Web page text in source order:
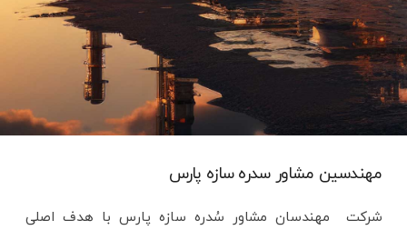
مهندسین مشاور سدره سازه پارس
شرکت مهندسان مشاور سُدره سازه پارس با هدف اصلی